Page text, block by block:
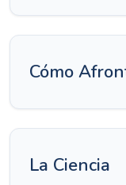
Cómo
La Ciencia